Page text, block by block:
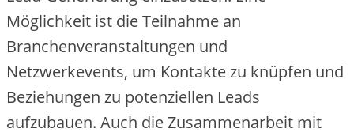
Möglichke‬it ist die‬ Te‬ilnahme‬ an
Branche‬nve‬ranstaltunge‬n und
Ne‬tzwe‬rke‬ve‬nts, um Kontakte‬ zu knüpfe‬n und
Be‬zie‬hunge‬n zu pote‬nzie‬lle‬n Le‬ads
aufzubaue‬n. Auch die‬ Zusamme‬narbe‬it mit